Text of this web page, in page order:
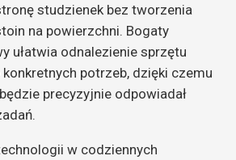
studzienek bez tworzenia
na powierzchni. Bogaty
ułatwia odnalezienie sprzętu
potrzeb, dzięki czemu
będzie precyzyjnie odpowiadał
w codziennych